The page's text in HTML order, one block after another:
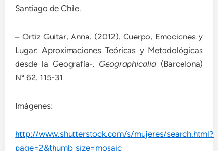
Santiago de Chile.
– Ortiz Guitar, Anna. (2012). Cuerpo, Emociones y
Lugar: Aproximaciones Teóricas y Metodológicas
desde la Geografía-. Geographicalia (Barcelona)
Nº 62. 115-31
Imágenes:
http://www.shutterstock.com/s/mujeres/search.html?
page=2&thumb_size=mosaic